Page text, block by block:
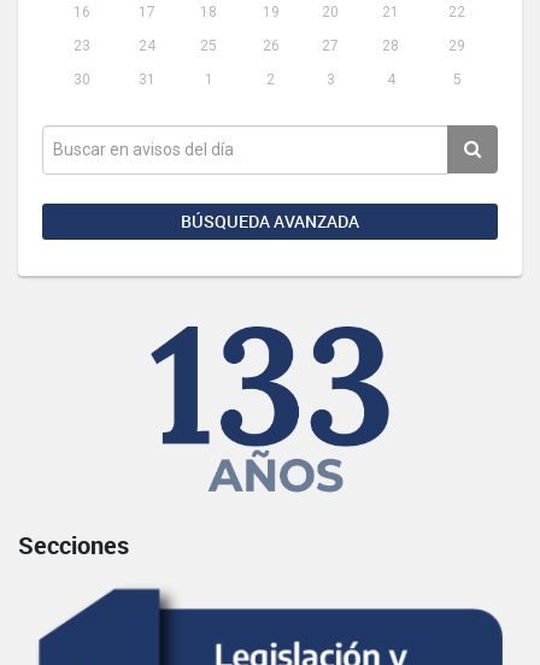
16
17 18 19 20 21
22
23
24 25 26 27 28
29
30
31 1 2 3 4 5
BÚSQUEDA AVANZADA
Secciones